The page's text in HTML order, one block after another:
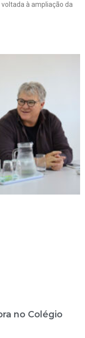
à ampliação da
no Colégio